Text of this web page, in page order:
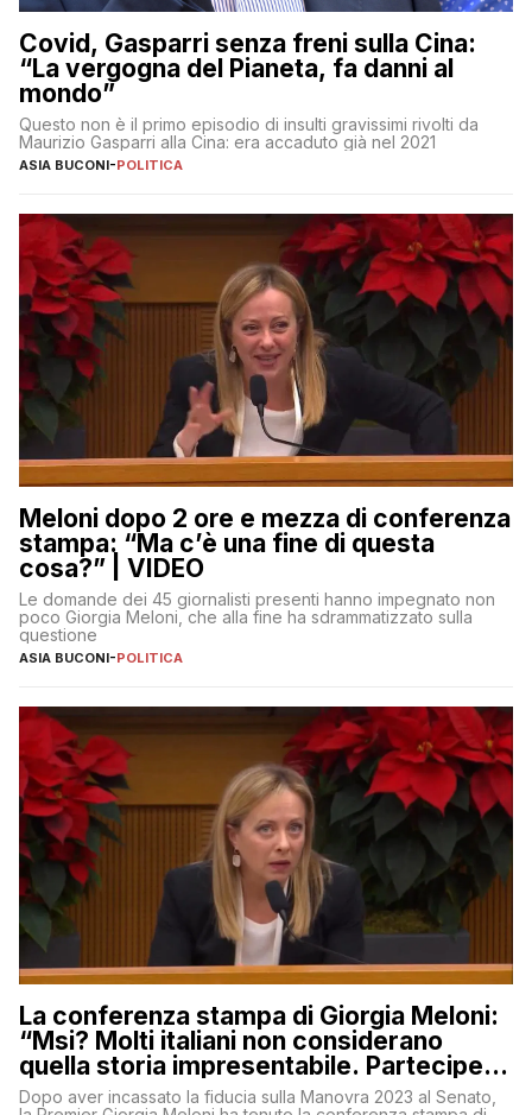
Covid, Gasparri senza freni sulla Cina:
“La vergogna del Pianeta, fa danni al
mondo”
Questo non è il primo episodio di insulti gravissimi rivolti da
Maurizio Gasparri alla Cina: era accaduto già nel 2021
ASIA BUCONI-POLITICA
Meloni dopo 2 ore e mezza di conferenza
stampa: “Ma c’è una fine di questa
cosa?” | VIDEO
Le domande dei 45 giornalisti presenti hanno impegnato non
poco Giorgia Meloni, che alla fine ha sdrammatizzato sulla
questione
ASIA BUCONI-POLITICA
La conferenza stampa di Giorgia Meloni:
“Msi? Molti italiani non considerano
quella storia impresentabile. Parteciperò
al 25 aprile”
Dopo aver incassato la fiducia sulla Manovra 2023 al Senato,